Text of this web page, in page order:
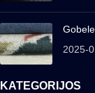
2025-
KATEGORIJOS